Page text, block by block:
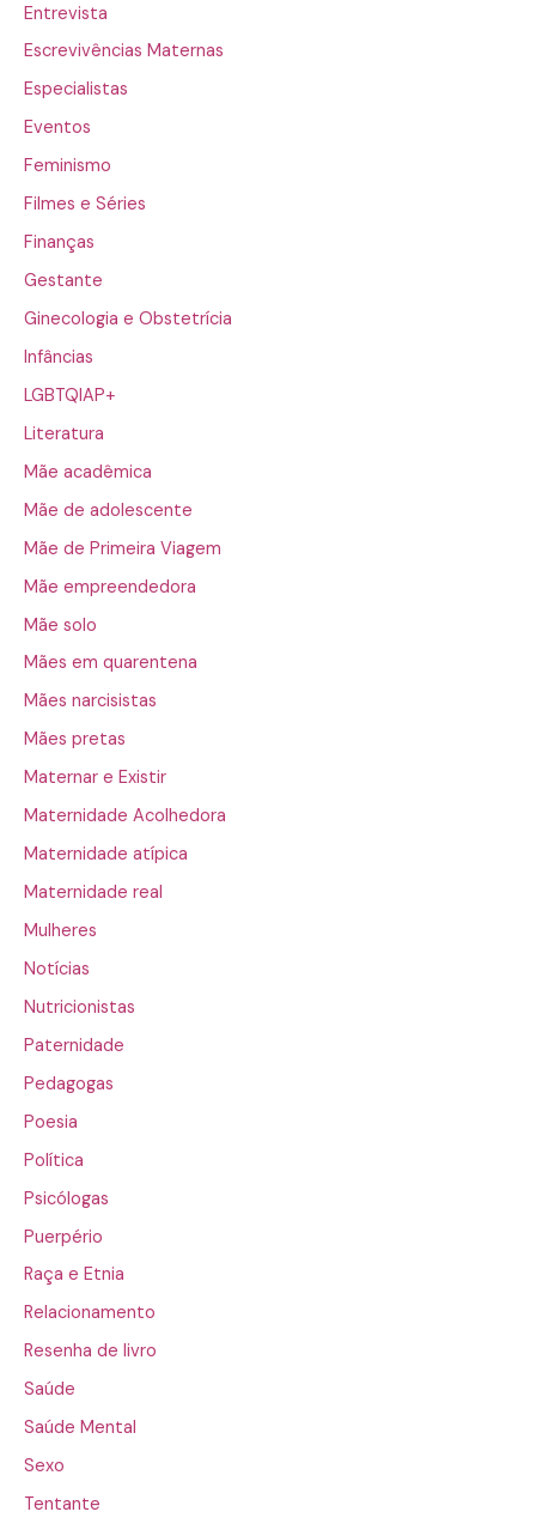
Entrevista
Escrevivências Maternas
Especialistas
Eventos
Feminismo
Filmes e Séries
Finanças
Gestante
Ginecologia e Obstetrícia
Infâncias
LGBTQIAP+
Literatura
Mãe acadêmica
Mãe de adolescente
Mãe de Primeira Viagem
Mãe empreendedora
Mãe solo
Mães em quarentena
Mães narcisistas
Mães pretas
Maternar e Existir
Maternidade Acolhedora
Maternidade atípica
Maternidade real
Mulheres
Notícias
Nutricionistas
Paternidade
Pedagogas
Poesia
Política
Psicólogas
Puerpério
Raça e Etnia
Relacionamento
Resenha de livro
Saúde
Saúde Mental
Sexo
Tentante